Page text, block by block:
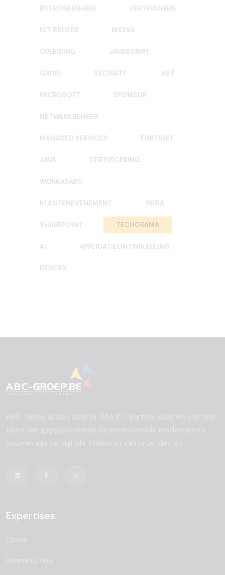
BETROKKENHEID VERTROUWEN
ICT BEHEER MS365
OPLEIDING JAVASCRIPT
GROEI SECURITY .NET
MICROSOFT SPONSOR
NETWERKBEHEER
MANAGED SERVICES FORTINET
JAVA CERTIFICERING
WORKATABC
KLANTENEVENEMENT INFRA
SHAREPOINT TECHORAMA
AI APPLICATIEONTWIKKELING
DEVOXX
Expertises